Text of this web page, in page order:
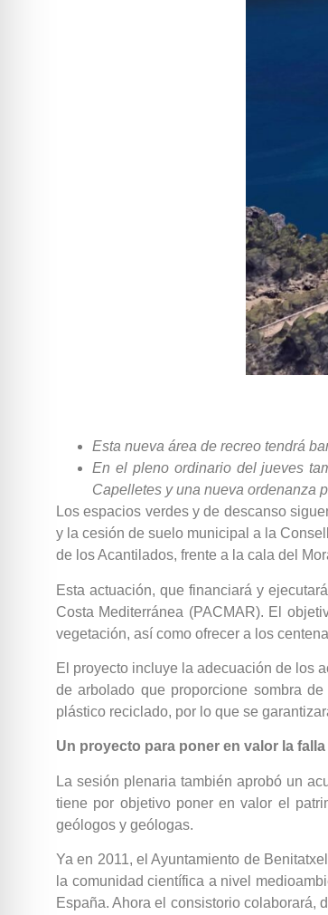
Esta nueva área de recreo tendrá
En el pleno ordinario del jueves
Capelletes y una nueva ordenanza
Los espacios verdes y de descanso
y la cesión de suelo municipal a la
de los Acantilados, frente a la cala del
Esta actuación, que financiará y
Costa Mediterránea (PACMAR). El
vegetación, así como ofrecer a los
El proyecto incluye la adecuación de los
de arbolado que proporcione sombra
plástico reciclado, por lo que se
Un proyecto para poner en valor la
La sesión plenaria también aprobó un
tiene por objetivo poner en valor el
geólogos y geólogas.
Ya en 2011, el Ayuntamiento de
la comunidad científica a nivel
España. Ahora el consistorio colaborará,